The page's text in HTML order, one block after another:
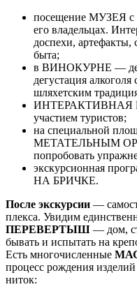
посещение МУЗЕЯ с
его владельцах.
доспехи,
быта;
в ВИНОКУРНЕ —
дегустация
шляхетским
ИНТЕРАКТИВНАЯ
участием туристов;
на специальной
МЕТАТЕЛЬНЫМ
попробовать
экскурсионная
НА БРИЧКЕ.
После экс­кур­сии —
плек­са. Уви­дим
ПЕРЕВЕРТЫШ — дом,
бы­вать и испытать на
Есть мно­го­чис­лен­ные
про­цесс рож­де­ния
ниток: